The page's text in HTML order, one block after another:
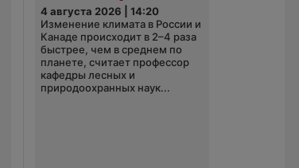
4 августа 2026 | 14:20
Изменение климата в России и
Канаде происходит в 2–4 раза
быстрее, чем в среднем по
планете, считает профессор
кафедры лесных и
природоохранных наук...